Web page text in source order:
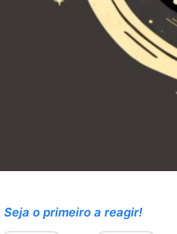
Seja o primeiro a reagir!